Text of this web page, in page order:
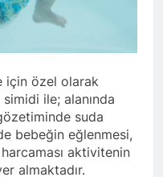
için özel olarak
ile; alanında
suda
bebeğin eğlenmesi,
aktivitenin
almaktadır.